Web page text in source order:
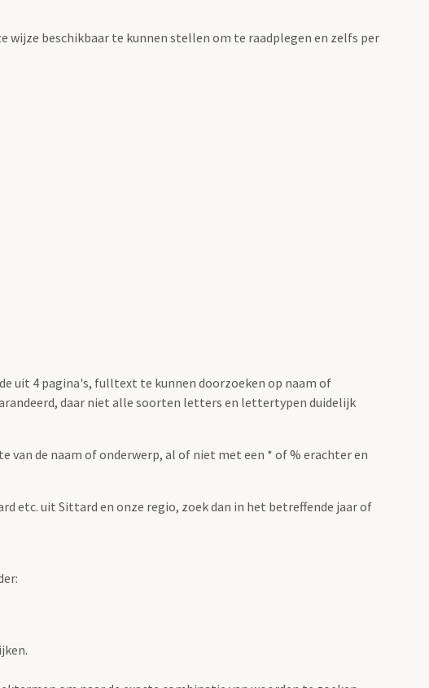
wijze beschikbaar te kunnen stellen om te raadplegen en zelfs per
uit 4 pagina's, fulltext te kunnen doorzoeken op naam of
daar niet alle soorten letters en lettertypen duidelijk
de naam of onderwerp, al of niet met een * of % erachter en
etc. uit Sittard en onze regio, zoek dan in het betreffende jaar of